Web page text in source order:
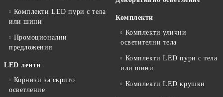
Комплекти LED пури с тела
или шини
Промоционални
предложения
LED ленти
Корнизи за скрито
осветление
Комплекти
Комплекти улични
осветителни тела
Комплекти LED пури с тела
или шини
Комплекти LED крушки